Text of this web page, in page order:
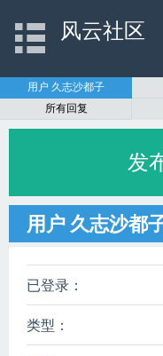
风云社区
用户 久志沙都子
所有回复
发
用户 久志沙都
已登录：
类型：